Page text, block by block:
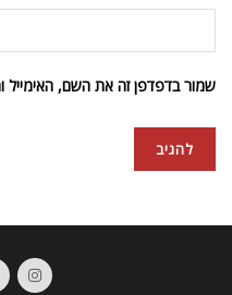
שמור בדפדפן זה את השם,